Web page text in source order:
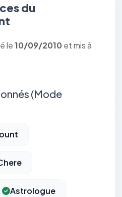
du
le10/09/2010 et mis à
(Mode
Astrologue